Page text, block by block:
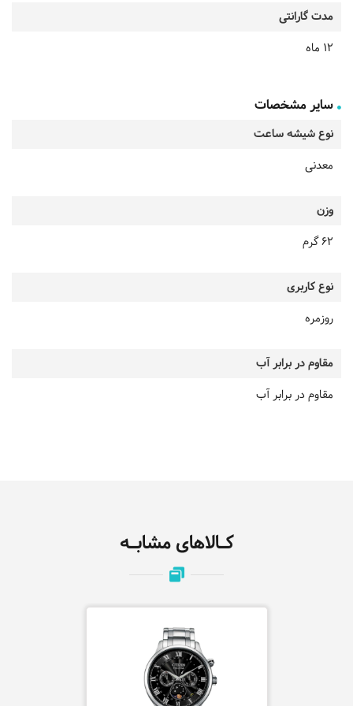
مدت گارانتی
12 ماه
سایر مشخصات
نوع شیشه ساعت
معدنی
وزن
62 گرم
نوع کاربری
روزمره
مقاوم در برابر آب
مقاوم در برابر آب
کـالاهای مشابـه